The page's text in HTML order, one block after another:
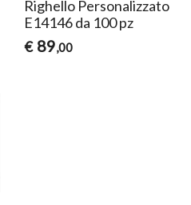
Righello Personalizzato
E14146 da 100 pz
€ 89,00